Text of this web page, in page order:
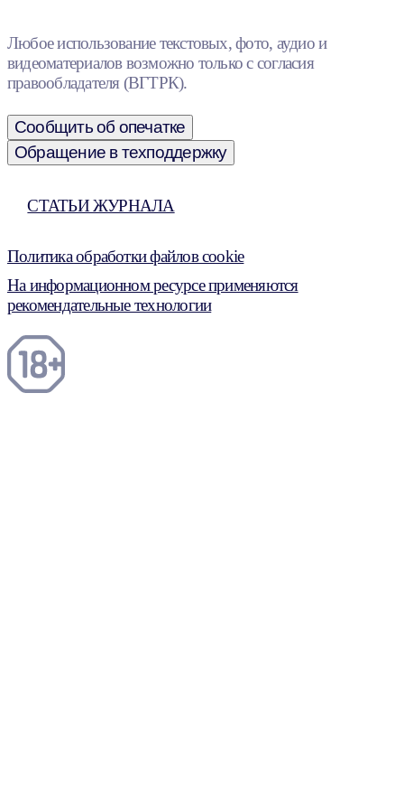
Любое использование текстовых, фото, аудио и
видеоматериалов возможно только с согласия
правообладателя (ВГТРК).
Сообщить об опечатке
Обращение в техподдержку
СТАТЬИ ЖУРНАЛА
Политика обработки файлов cookie
На информационном ресурсе применяются
рекомендательные технологии